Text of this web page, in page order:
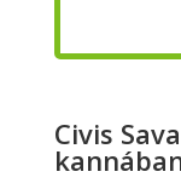
Civis